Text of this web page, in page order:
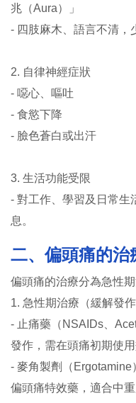
兆（Aura）」
- 四肢麻木、語言不清，
2. 自律神經症狀
- 噁心、嘔吐
- 食慾下降
- 臉色蒼白或出汗
3. 生活功能受限
- 對工作、學習及日常生
息。
二、偏頭痛的治
偏頭痛的治療分為急性
1. 急性期治療（緩解發作
- 止痛藥（NSAIDs、
發作，需在頭痛初期使用
- 麥角製劑（Ergotamine
偏頭痛特效藥，適合中